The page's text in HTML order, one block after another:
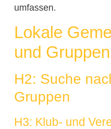
umfassen.
Lokale
und Gruppen
H2: Suche
Gruppen
H3: Klub- und